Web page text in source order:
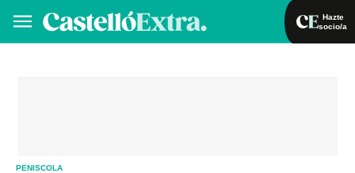
Hazte
socio/a
PENISCOLA